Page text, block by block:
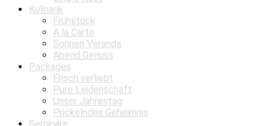
Kulinarik
Frühstück
A la Carte
Sonnen Veranda
Abend Genuss
Packages
Frisch verliebt
Pure Leidenschaft
Unser Jahrestag
Prickelndes Geheimnis